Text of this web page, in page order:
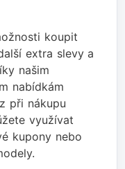
koupit
extra slevy a
našim
nabídkám
při nákupu
využívat
kupony nebo